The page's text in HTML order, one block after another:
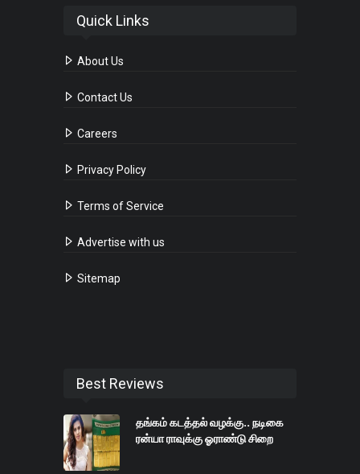
Quick Links
About Us
Contact Us
Careers
Privacy Policy
Terms of Service
Advertise with us
Sitemap
Best Reviews
தங்கம் கடத்தல் வழக்கு.. நடிகை
ரன்யா ராவுக்கு ஓராண்டு சிறை